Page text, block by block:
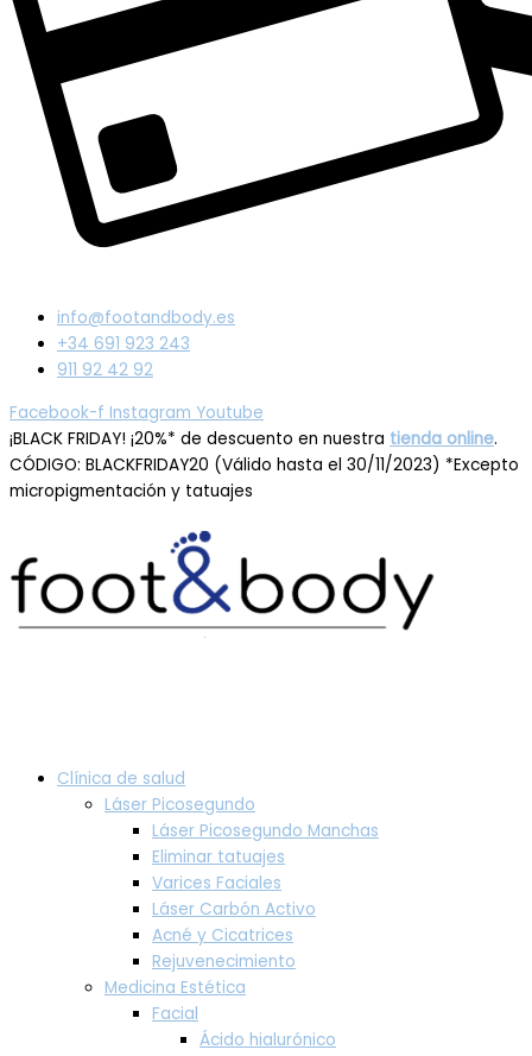
info@footandbody.es
+34 691 923 243
911 92 42 92
Facebook-f Instagram Youtube
¡BLACK FRIDAY! ¡20%* de descuento en nuestra tienda online.
CÓDIGO: BLACKFRIDAY20 (Válido hasta el 30/11/2023) *Excepto
micropigmentación y tatuajes
Clínica de salud
Láser Picosegundo
Láser Picosegundo Manchas
Eliminar tatuajes
Varices Faciales
Láser Carbón Activo
Acné y Cicatrices
Rejuvenecimiento
Medicina Estética
Facial
Ácido hialurónico